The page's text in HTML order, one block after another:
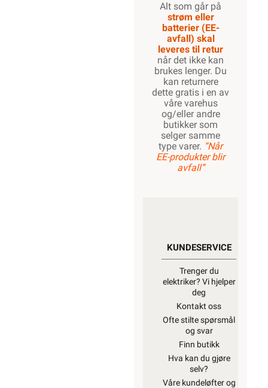
Alt som går på
strøm eller
batterier (EE-
avfall) skal
leveres til retur
når det ikke kan
brukes lenger. Du
kan returnere
dette gratis i en av
våre varehus
og/eller andre
butikker som
selger samme
type varer. “Når
EE-produkter blir
avfall”
KUNDESERVICE
Trenger du
elektriker? Vi hjelper
deg
Kontakt oss
Ofte stilte spørsmål
og svar
Finn butikk
Hva kan du gjøre
selv?
Våre kundeløfter og